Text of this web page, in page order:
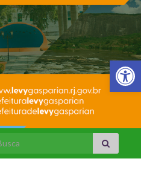
Barra de
for: